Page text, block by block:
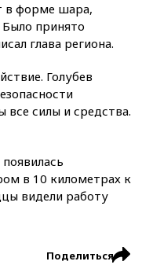
в форме шара,
принято
глава региона.
Голубев
все силы и средства.
в 10 километрах к
видели работу
Поделиться